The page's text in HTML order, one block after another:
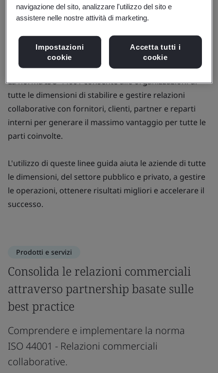
Crea e rafforza partnership di fiducia
strategie necessarie per una collaborazione
basata sulle best practice.
La norma ISO 44001 consente alle organizzazioni di
tutte le dimensioni di stabilire e gestire relazioni
collaborative con fornitori, clienti, partner e reparti
interni per generare il massimo vantaggio per tutte le
parti coinvolte.
L'utilizzo di queste linee guida aiuta le aziende di tutte
le dimensioni, del settore pubblico e privato, a gestire
le operazioni, ottenere risultati migliori e accelerare il
successo.
Prodotti e servizi
Consolida le relazioni commerciali
attraverso partnership basate sulle
best practice
Comprendere e implementare la norma
ISO 44001 - Relazioni commerciali
collaborative.
navigazione del sito, analizzare l'utilizzo del sito e
assistere nelle nostre attività di marketing.
Impostazioni
cookie
Accetta tutti i
cookie